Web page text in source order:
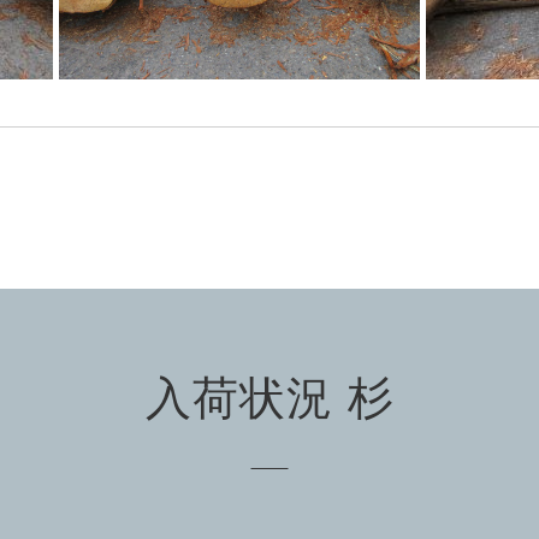
入荷状況 杉